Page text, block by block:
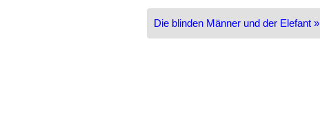
Die blinden Männer und der Elefant »